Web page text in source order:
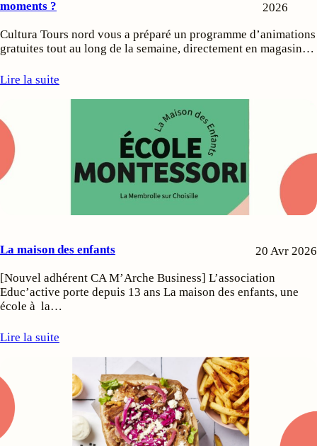
moments ?
2026
Cultura Tours nord vous a préparé un programme d’animations
gratuites tout au long de la semaine, directement en magasin…
Lire la suite
La maison des enfants 20 Avr 2026
[Nouvel adhérent CA M’Arche Business] L’association
Educ’active porte depuis 13 ans La maison des enfants, une
école à la…
Lire la suite